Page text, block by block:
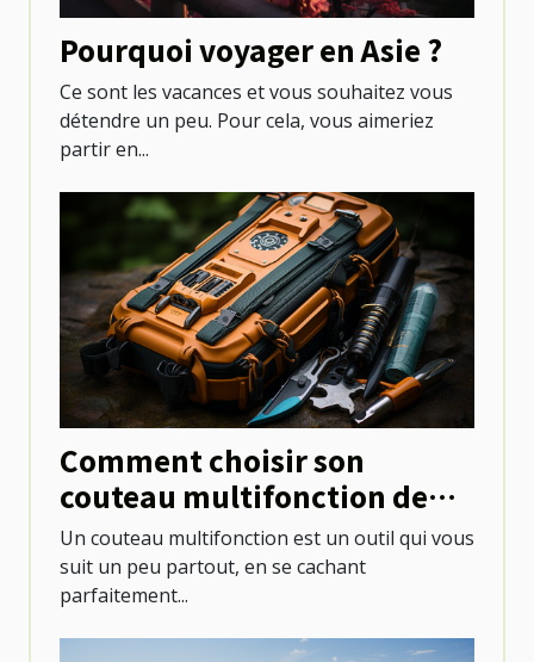
Pourquoi voyager en Asie ?
Ce sont les vacances et vous souhaitez vous
détendre un peu. Pour cela, vous aimeriez
partir en...
Comment choisir son
couteau multifonction de
camping ?
Un couteau multifonction est un outil qui vous
suit un peu partout, en se cachant
parfaitement...